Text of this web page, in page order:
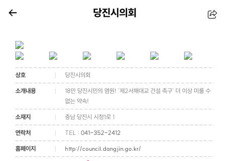
당진시의회
상호 당진시의회
소개내용
18만 당진시민의 염원! '제2서해대교 건설 촉구' 더 이상 미룰 수
없는 약속!
소재지 충남 당진시 시청1로 1
연락처 TEL : 041-352-2412
홈페이지 http://council.dangjin.go.kr/